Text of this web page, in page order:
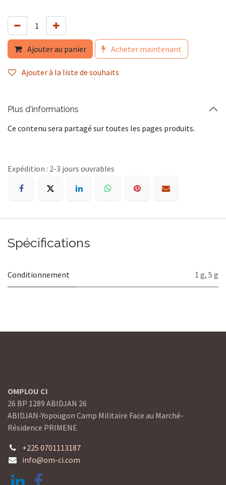
Ajouter au panier Acheter maintenant
Ajouter à la liste de souhaits
Plus d'informations
Ce contenu sera partagé sur toutes les pages produits.
Expédition : 2-3 jours ouvrables
Spécifications
Conditionnement 1 g, 5 g
OMPLOU CI
26 BP 1289 ABIDJAN 26
ABIDJAN-Yopougon Camp Militaire Face au Marché-
Résidence PRIMENE
+225 0701113187
info@om-ci.com